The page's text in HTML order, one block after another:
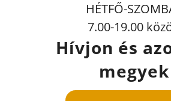
HÉTFŐ-
7.00-19.00
Hívjon és
megyek